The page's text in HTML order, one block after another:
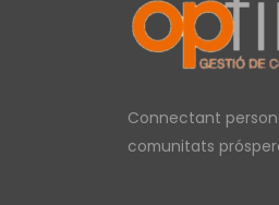
Connectant
comunitats